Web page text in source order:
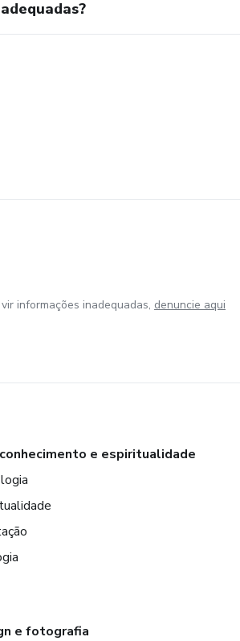
informações inadequadas, denuncie aqui
e espiritualidade
e fotografia